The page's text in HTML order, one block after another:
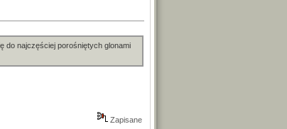
do najczęściej porośniętych glonami
Zapisane